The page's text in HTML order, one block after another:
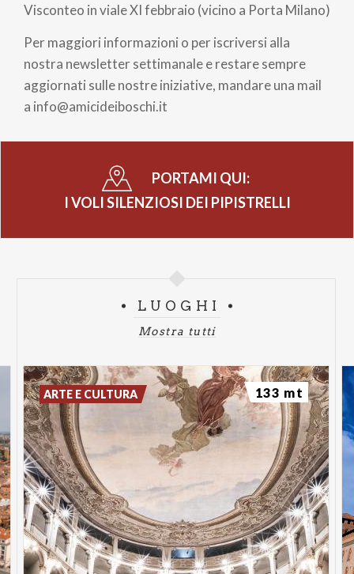
Visconteo in viale XI febbraio (vicino a Porta Milano)
Per maggiori informazioni o per iscriversi alla
nostra newsletter settimanale e restare sempre
aggiornati sulle nostre iniziative, mandare una mail
a info@amicideiboschi.it
PORTAMI QUI:
I VOLI SILENZIOSI DEI PIPISTRELLI
LUOGHI
Mostra tutti
ARTE E CULTURA 133 mt